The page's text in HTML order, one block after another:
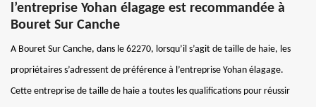
l’entreprise Yohan élagage est recommandée à
Bouret Sur Canche
A Bouret Sur Canche, dans le 62270, lorsqu’il s’agit de taille de haie, les
propriétaires s’adressent de préférence à l’entreprise Yohan élagage.
Cette entreprise de taille de haie a toutes les qualifications pour réussir